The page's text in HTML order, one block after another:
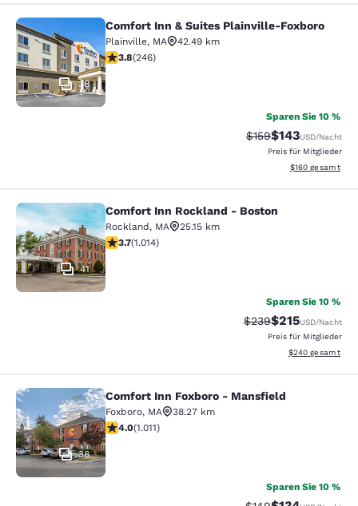
Comfort Inn & Suites Plainville-
38
Comfort Inn & Suites Plainville-Foxboro
Plainville, MA
42.49 km
3.8-Sterne-Bewertung. Gut. 246 Bewertungen
3.8(246)
Sparen Sie 10 %
Durchgestrichener
$159Vergünstigter
$143USD/Nacht
Preis für Mitglieder
Geschätzte
$160 gesamt
Comfort Inn Rockland - Boston
41
Comfort Inn Rockland - Boston
Rockland, MA
25.15 km
3.72-Sterne-Bewertung. Gut. 1014 Bewertungen
3.7(1.014)
Sparen Sie 10 %
Durchgestrichener
$239Vergünstigter
$215USD/Nacht
Preis für Mitglieder
Geschätzte
$240 gesamt
Comfort Inn Foxboro - Mansfield
38
Comfort Inn Foxboro - Mansfield
Foxboro, MA
38.27 km
3.99-Sterne-Bewertung. Gut. 1011 Bewertungen
4.0(1.011)
Sparen Sie 10 %